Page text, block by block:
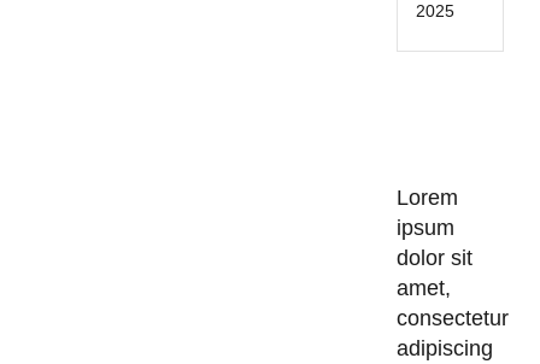
2025
Lorem
ipsum
dolor sit
amet,
consectetur
adipiscing